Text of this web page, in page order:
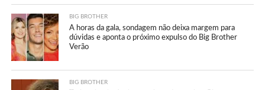
BIG BROTHER
A horas da gala, sondagem não deixa margem para
dúvidas e aponta o próximo expulso do Big Brother
Verão
BIG BROTHER